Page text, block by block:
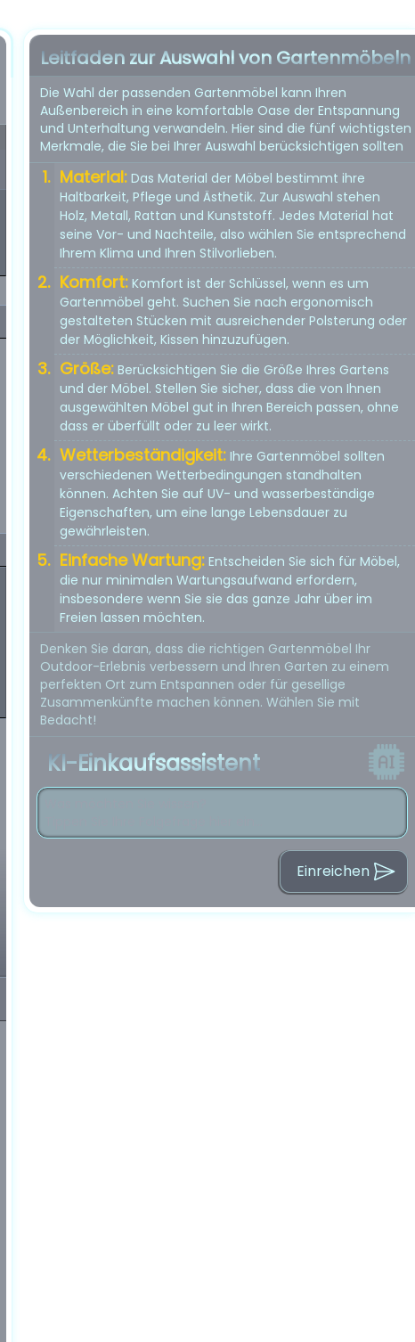
Leitfaden zur Auswahl von Gartenmöbeln
Die Wahl der passenden Gartenmöbel kann Ihren
Außenbereich in eine komfortable Oase der Entspannung
und Unterhaltung verwandeln. Hier sind die fünf wichtigsten
Merkmale, die Sie bei Ihrer Auswahl berücksichtigen sollten
Material: Das Material der Möbel bestimmt ihre
Haltbarkeit, Pflege und Ästhetik. Zur Auswahl stehen
Holz, Metall, Rattan und Kunststoff. Jedes Material hat
seine Vor- und Nachteile, also wählen Sie entsprechend
Ihrem Klima und Ihren Stilvorlieben.
Komfort: Komfort ist der Schlüssel, wenn es um
Gartenmöbel geht. Suchen Sie nach ergonomisch
gestalteten Stücken mit ausreichender Polsterung oder
der Möglichkeit, Kissen hinzuzufügen.
Größe: Berücksichtigen Sie die Größe Ihres Gartens
und der Möbel. Stellen Sie sicher, dass die von Ihnen
ausgewählten Möbel gut in Ihren Bereich passen, ohne
dass er überfüllt oder zu leer wirkt.
Wetterbeständigkeit: Ihre Gartenmöbel sollten
verschiedenen Wetterbedingungen standhalten
können. Achten Sie auf UV- und wasserbeständige
Eigenschaften, um eine lange Lebensdauer zu
gewährleisten.
Einfache Wartung: Entscheiden Sie sich für Möbel,
die nur minimalen Wartungsaufwand erfordern,
insbesondere wenn Sie sie das ganze Jahr über im
Freien lassen möchten.
Denken Sie daran, dass die richtigen Gartenmöbel Ihr
Outdoor-Erlebnis verbessern und Ihren Garten zu einem
perfekten Ort zum Entspannen oder für gesellige
Zusammenkünfte machen können. Wählen Sie mit
Bedacht!
KI-Einkaufsassistent
Einreichen